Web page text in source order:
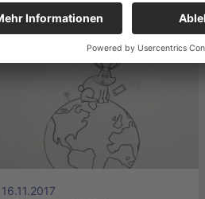
LPR Hessen - 11917 Klicks
16.11.2017